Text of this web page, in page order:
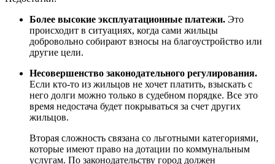
Более высокие эксплуатационные платежи. Это
происходит в ситуациях, когда сами жильцы
добровольно собирают взносы на благоустройство или
другие цели.
Несовершенство законодательного регулирования.
Если кто-то из жильцов не хочет платить, взыскать с
него долги можно только в судебном порядке. Все это
время недостача будет покрываться за счет других
жильцов.
Вторая сложность связана со льготными категориями,
которые имеют право на дотации по коммунальным
услугам. По законодательству город должен